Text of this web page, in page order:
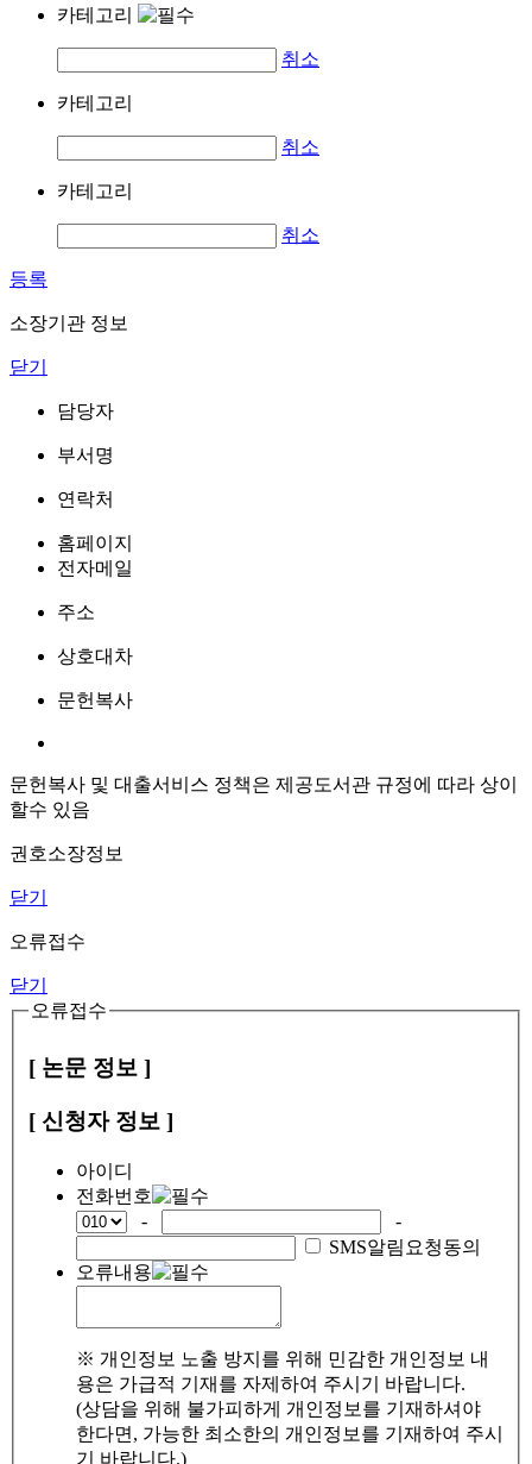
카테고리
취소
카테고리
취소
카테고리
취소
등록
소장기관 정보
닫기
담당자
부서명
연락처
홈페이지
전자메일
주소
상호대차
문헌복사
문헌복사 및 대출서비스 정책은 제공도서관 규정에 따라 상이
할수 있음
권호소장정보
닫기
오류접수
닫기
오류접수
[ 논문 정보 ]
[ 신청자 정보 ]
아이디
전화번호
-
-
SMS알림요청동의
오류내용
※ 개인정보 노출 방지를 위해 민감한 개인정보 내
용은 가급적 기재를 자제하여 주시기 바랍니다.
(상담을 위해 불가피하게 개인정보를 기재하셔야
한다면, 가능한 최소한의 개인정보를 기재하여 주시
기 바랍니다.)